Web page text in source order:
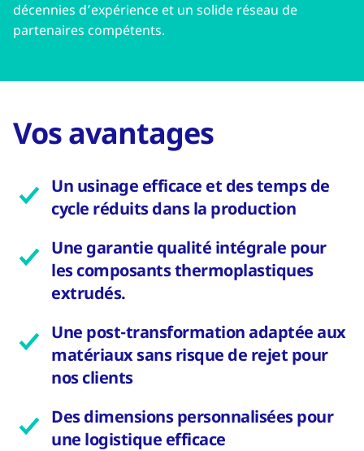
décennies d’expérience et un solide réseau de
partenaires compétents.
Vos avantages
Un usinage efficace et des temps de
cycle réduits dans la production
Une garantie qualité intégrale pour
les composants thermoplastiques
extrudés.
Une post-transformation adaptée aux
matériaux sans risque de rejet pour
nos clients
Des dimensions personnalisées pour
une logistique efficace